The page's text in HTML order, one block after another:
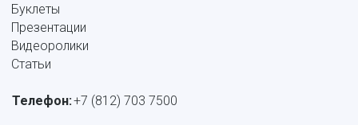
Буклеты
Презентации
Видеоролики
Статьи
Телефон:+7 (812) 703 7500